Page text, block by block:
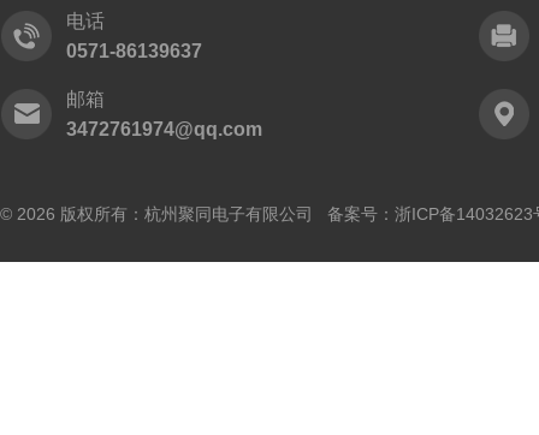
电话
0571-86139637
邮箱
3472761974@qq.com
© 2026 版权所有：杭州聚同电子有限公司 备案号： 浙ICP备14032623